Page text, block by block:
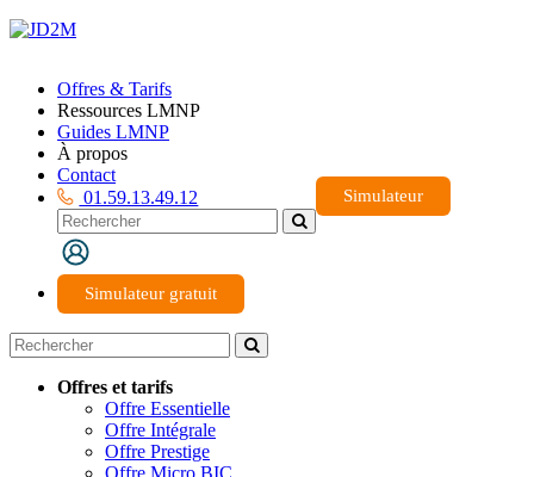
Offres & Tarifs
Ressources LMNP
Guides LMNP
À propos
Contact
01.59.13.49.12
Simulateur gratuit
Simulateur
Offres et tarifs
Offre Essentielle
Offre Intégrale
Offre Prestige
Offre Micro BIC